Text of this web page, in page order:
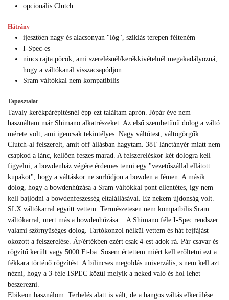
opcionális Clutch
Hátrány
ijesztően nagy és alacsonyan "lóg", sziklás terepen félteném
I-Spec-es
nincs rajta pöcök, ami szerelésnél/kerékkivételnél megakadályozná,
hogy a váltókanál visszacsapódjon
Sram váltókkal nem kompatibilis
Tapasztalat
Tavaly kerékpárépítésnél épp ezt találtam aprón. Jópár éve nem
használtam már Shimano alkatrészeket. Az első szembetűnű dolog a váltó
mérete volt, ami igencsak tekintélyes. Nagy váltótest, váltögörgők.
Clutch-al felszerelt, amit off állásban hagytam. 38T lánctányér miatt nem
csapkod a lánc, kellően feszes marad. A felszereléskor két dologra kell
figyelni, a bowdenház végére érdemes tenni egy "vezetőszállal ellátott
kupakot", hogy a váltáskor ne surlódjon a bowden a fémen. A másik
dolog, hogy a bowdenhúzása a Sram váltókkal pont ellentétes, így nem
kell bajlódni a bowdenfeszesség eltalállásával. Ez nekem újdonság volt.
SLX váltókarral együtt vettem. Természetesen nem kompatbilis Sram
váltókarral, mert más a bowdenhúzása....A Shimano féle I-Spec rendszer
valami szörnyűséges dolog. Tartókonzol nélkül vettem és hát fejfájást
okozott a felszerelése. Ár/értékben ezért csak 4-est adok rá. Pár csavar és
rögzítő került vagy 5000 Ft-ba. Sosem értettem miért kell erőltetni ezt a
fékkara történő rögzítést. A bilincses megoldás univerzális, s nem kell azt
nézni, hogy a 3-féle ISPEC közül melyik a neked való és hol lehet
beszerezni.
Ebikeon használom. Terhelés alatt is vált, de a hangos váltás elkerülése